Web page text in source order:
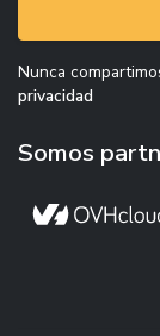
Nunca
privacidad
Somos